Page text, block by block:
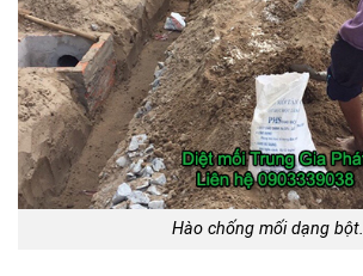
Hào chống mối dạng bột.